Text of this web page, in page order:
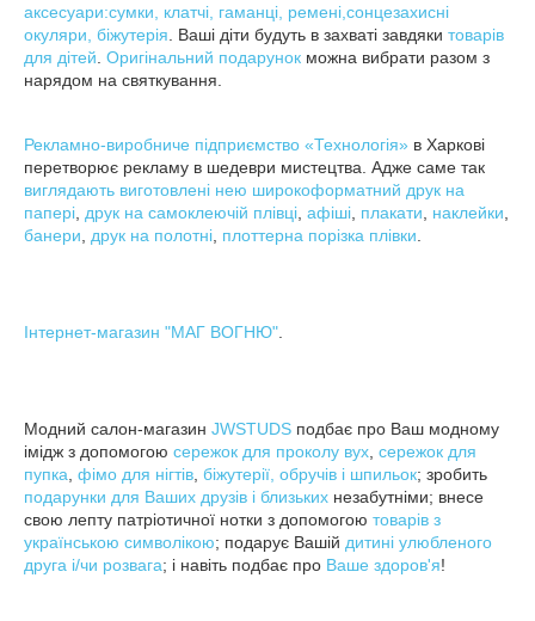
аксесуари:сумки, клатчі, гаманці, ремені,сонцезахисні
окуляри, біжутерія . Ваші діти будуть в захваті завдяки товарів
для дітей Оригінальний подарунок можна вибрати разом з
нарядом на святкування.
Рекламно-виробниче підприємство «Технологія» в Харкові
перетворює рекламу в шедеври мистецтва. Адже саме так
виглядають виготовлені нею широкоформатний друк на
папері друк на самоклеючій плівці афіші плакати наклейки
банери
друк на полотні плоттерна порізка плівки
Інтернет-магазин "МАГ ВОГНЮ"
Модний салон-магазин JWSTUDS подбає про Ваш модному
імідж з допомогою сережок для проколу вух сережок для
пупка фімо для нігтів біжутерії, обручів і шпильок; зробить
подарунки для Ваших друзів і близьких незабутніми; внесе
свою лепту патріотичної нотки з допомогою товарів з
українською символікою; подарує Вашій дитині улюбленого
друга і/чи розвага; і навіть подбає про Ваше здоров'я!